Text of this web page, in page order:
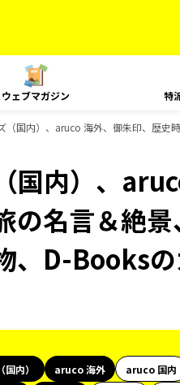
ウェブマガジン 特
（国内）、aruco 海外、御朱印、歴史
国内）、
の名言＆絶
、D-Books
内） aruco 海外 aruco 国内